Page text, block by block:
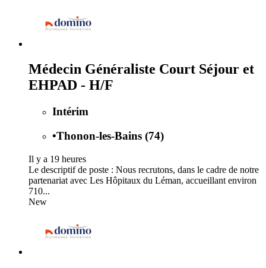
Médecin Généraliste Court Séjour et
EHPAD - H/F
Intérim
•Thonon-les-Bains (74)
Il y a 19 heures
Le descriptif de poste : Nous recrutons, dans le cadre de notre
partenariat avec Les Hôpitaux du Léman, accueillant environ
710...
New